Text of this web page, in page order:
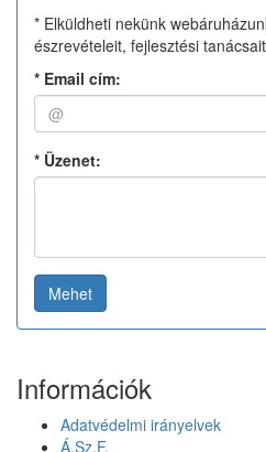
* Elküldheti nekünk
észrevételeit, fejlesztési
* Email cím:
* Üzenet:
Mehet
Információk
Adatvédelmi irányelvek
Á.Sz.F.